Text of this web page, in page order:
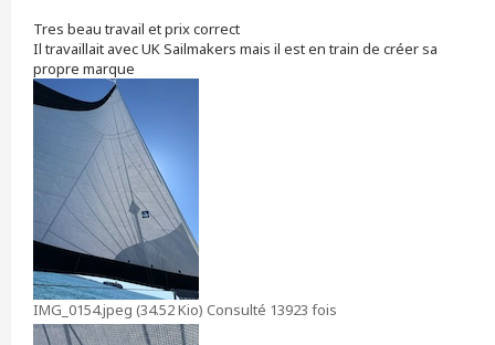
Tres beau travail et prix correct
Il travaillait avec UK Sailmakers mais il est en train de créer sa
propre marque
IMG_0154.jpeg (34.52 Kio) Consulté 13923 fois